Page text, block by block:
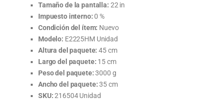
Tamaño de la pantalla: 22 in
Impuesto interno:0 %
Condición del ítem: Nuevo
Modelo: E2225HM Unidad
Altura del paquete: 45 cm
Largo del paquete: 15 cm
Peso del paquete:3000 g
Ancho del paquete:35 cm
SKU:216504 Unidad